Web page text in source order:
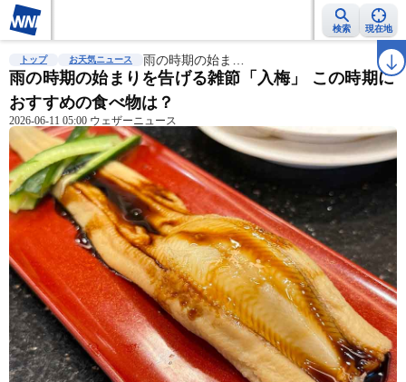
検索 現在地
雨雲レーダー 台風情報 地震情報 ラ
トップ お天気ニュース 雨の時期の始ま…
雨の時期の始まりを告げる雑節「入梅」 この時期に
おすすめの食べ物は？
2026-06-11 05:00 ウェザーニュース